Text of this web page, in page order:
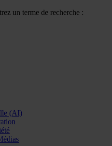
un terme de recherche :
(AI)